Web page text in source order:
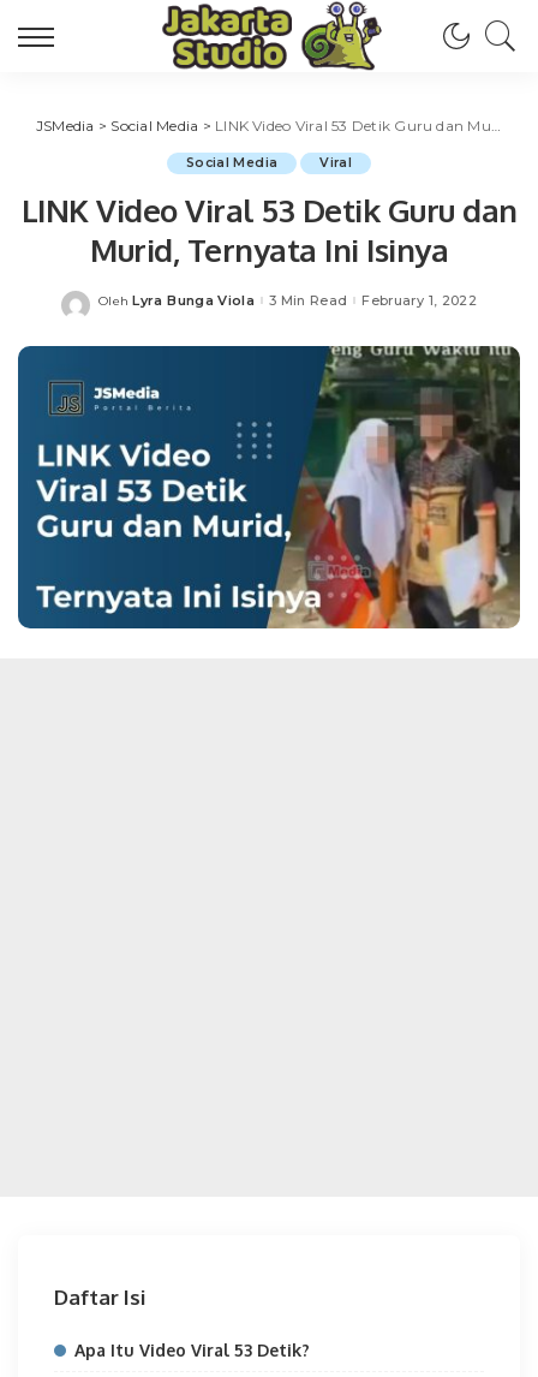
JSMedia > Social Media > LINK Video Viral 53 Detik Guru dan Murid, Ternyata Ini Isinya
Social Media Viral
LINK Video Viral 53 Detik Guru dan
Murid, Ternyata Ini Isinya
Posted
Oleh Lyra Bunga Viola 3 Min Read February 1, 2022
Daftar Isi
Apa Itu Video Viral 53 Detik?